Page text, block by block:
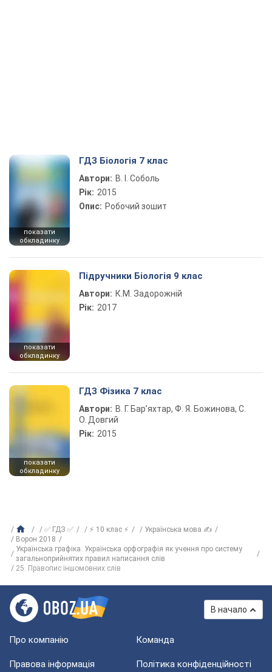
показати
обкладинку
ГДЗ Біологія 7 клас
Автори: В. І. Соболь
Рік: 2015
Опис: Робочий зошит
показати
обкладинку
Підручники Біологія 9 клас
Автори: К.М. Задорожній
Рік: 2017
показати
обкладинку
ГДЗ Фізика 7 клас
Автори: В. Г. Бар’яхтар, Ф. Я. Божинова, С.
О. Довгий
Рік: 2015
✅ ГДЗ ✅ ⚡ 10 клас ⚡
Українська мова ✍
Ворон 2018
Українська графіка. Українська орфографія як учення про систему
загальноприйнятих правил написання слів
25. Правопис іншомовних слів
В начало
Про компанію Команда
Правова інформація Політика конфіденційності